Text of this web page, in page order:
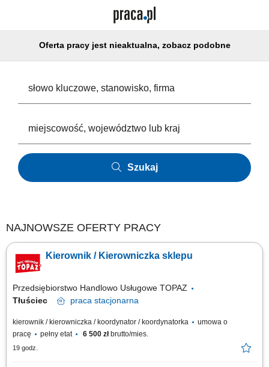
Oferta pracy jest nieaktualna, zobacz podobne
Szukaj
NAJNOWSZE OFERTY PRACY
Kierownik / Kierowniczka sklepu
Przedsiębiorstwo Handlowo Usługowe TOPAZ
Tłuściec
praca stacjonarna
kierownik / kierowniczka / koordynator / koordynatorka
umowa o
pracę
pełny etat 6 500 złbrutto/mies.
19 godz.